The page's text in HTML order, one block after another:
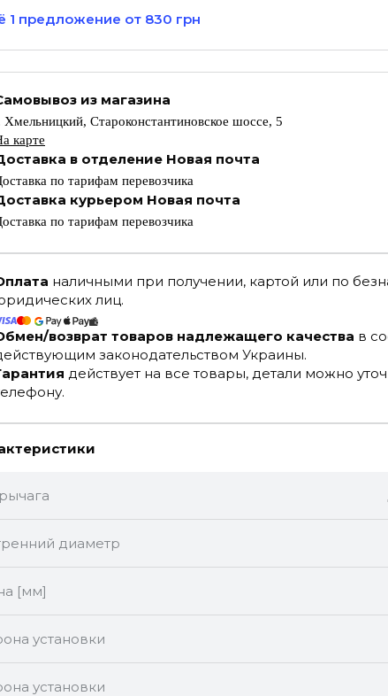
1 предложение от 830 грн
из магазина
Хмельницкий, Староконстантиновское шоссе, 5
карте
в отделение Новая почта
по тарифам перевозчика
курьером Новая почта
по тарифам перевозчика
наличными при получении, картой или по
лиц.
возврат товаров надлежащего качества в
законодательством Украины.
действует на все товары, детали можно
диаметр
[мм]
установки
установки